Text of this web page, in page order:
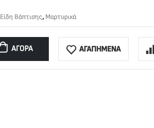
Είδη Βάπτισης, Μαρτυρικά
ΑΓΟΡΆ ΑΓΑΠΗΜΕΝΑ